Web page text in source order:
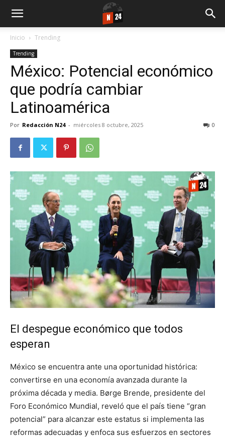
Inicio Trending
Trending
México: Potencial económico
que podría cambiar
Latinoamérica
Por Redacción N24 - miércoles 8 octubre, 2025 0
El despegue económico que todos
esperan
México se encuentra ante una oportunidad histórica:
convertirse en una economía avanzada durante la
próxima década y media. Børge Brende, presidente del
Foro Económico Mundial, reveló que el país tiene “gran
potencial” para alcanzar este estatus si implementa las
reformas adecuadas y enfoca sus esfuerzos en sectores